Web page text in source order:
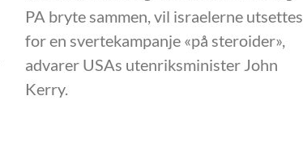
PA bryte sammen, vil israelerne utsettes
for en svertekampanje «på steroider»,
advarer USAs utenriksminister John
Kerry.